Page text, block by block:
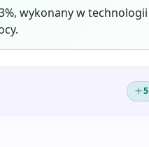
wykonany w technologii
5